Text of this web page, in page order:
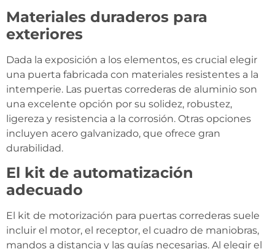
Materiales duraderos para
exteriores
Dada la exposición a los elementos, es crucial elegir
una puerta fabricada con materiales resistentes a la
intemperie. Las puertas correderas de aluminio son
una excelente opción por su solidez, robustez,
ligereza y resistencia a la corrosión. Otras opciones
incluyen acero galvanizado, que ofrece gran
durabilidad.
El kit de automatización
adecuado
El kit de motorización para puertas correderas suele
incluir el motor, el receptor, el cuadro de maniobras,
mandos a distancia y las guías necesarias. Al elegir el